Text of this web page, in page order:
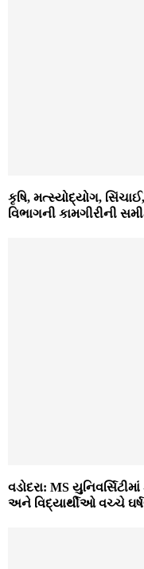
કૃષિ, મત્સ્યોદ્યોગ,
વિભાગની કામગીરીની
વડોદરા: MS
અને વિદ્યાર્થીઓ વચ્ચે